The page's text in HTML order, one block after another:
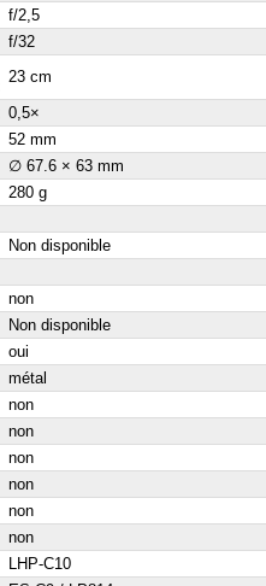
f/2,5
f/32
23 cm
0,5×
52 mm
∅ 67.6 × 63 mm
280 g
Non disponible
non
Non disponible
oui
métal
non
non
non
non
non
non
LHP-C10